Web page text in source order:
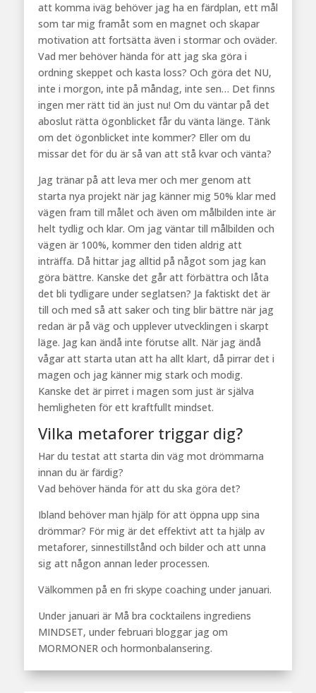
att komma iväg behöver jag ha en färdplan, ett mål
som tar mig framåt som en magnet och skapar
motivation att fortsätta även i stormar och oväder.
Vad mer behöver hända för att jag ska göra i
ordning skeppet och kasta loss? Och göra det NU,
inte i morgon, inte på måndag, inte sen… Det finns
ingen mer rätt tid än just nu! Om du väntar på det
aboslut rätta ögonblicket får du vänta länge. Tänk
om det ögonblicket inte kommer? Eller om du
missar det för du är så van att stå kvar och vänta?
Jag tränar på att leva mer och mer genom att
starta nya projekt när jag känner mig 50% klar med
vägen fram till målet och även om målbilden inte är
helt tydlig och klar. Om jag väntar till målbilden och
vägen är 100%, kommer den tiden aldrig att
inträffa. Då hittar jag alltid på något som jag kan
göra bättre. Kanske det går att förbättra och låta
det bli tydligare under seglatsen? Ja faktiskt det är
till och med så att saker och ting blir bättre när jag
redan är på väg och upplever utvecklingen i skarpt
läge. Jag kan ändå inte förutse allt. När jag ändå
vågar att starta utan att ha allt klart, då pirrar det i
magen och jag känner mig stark och modig.
Kanske det är pirret i magen som just är själva
hemligheten för ett kraftfullt mindset.
Vilka metaforer triggar dig?
Har du testat att starta din väg mot drömmarna
innan du är färdig?
Vad behöver hända för att du ska göra det?
Ibland behöver man hjälp för att öppna upp sina
drömmar? För mig är det effektivt att ta hjälp av
metaforer, sinnestillstånd och bilder och att unna
sig att någon annan leder processen.
Välkommen på en fri skype coaching under januari.
Under januari är Må bra cocktailens ingrediens
MINDSET, under februari bloggar jag om
MORMONER och hormonbalansering.